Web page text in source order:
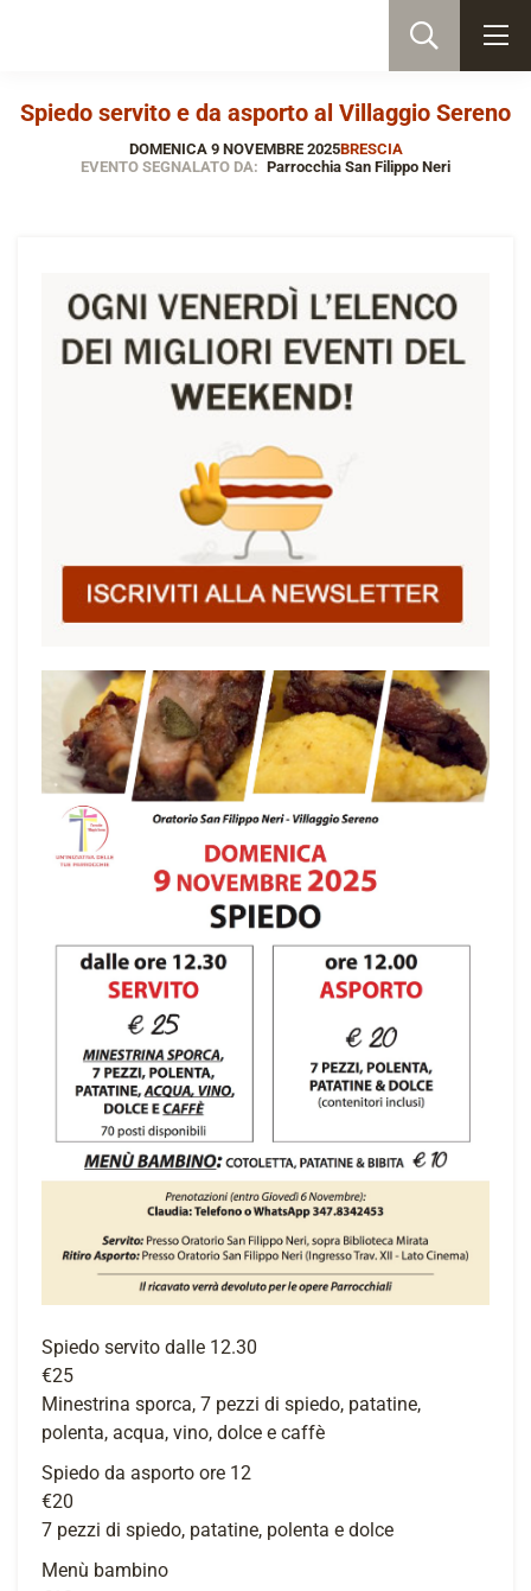
Spiedo servito e da asporto al Villaggio Sereno
DOMENICA 9 NOVEMBRE 2025BRESCIA
EVENTO SEGNALATO DA: Parrocchia San Filippo Neri
Spiedo servito dalle 12.30
€25
Minestrina sporca, 7 pezzi di spiedo, patatine,
polenta, acqua, vino, dolce e caffè
Spiedo da asporto ore 12
€20
7 pezzi di spiedo, patatine, polenta e dolce
Menù bambino